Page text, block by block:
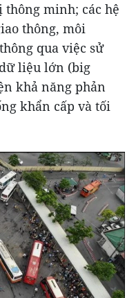
minh; các hệ
thông, môi
qua việc sử
liệu lớn (big
khả năng phản
khẩn cấp và tối